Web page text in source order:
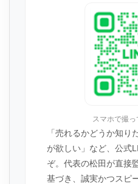
スマホで撮っ
「売れるかどうか知り
が欲しい」など、公式
ぞ。代表の松田が直接
基づき、誠実かつスピ